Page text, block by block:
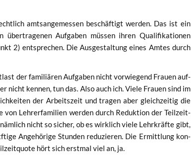
amts­an­ge­mes­sen beschäf­tigt wer­den. Das ist ein
Auf­ga­ben müs­sen ihren Qua­li­fi­ka­tio­nen
2) ent­spre­chen. Die Aus­ge­stal­tung eines Amtes durch
der fami­liä­ren Auf­ga­ben nicht vor­wie­gend Frau­en auf­
ken­nen, tun das. Also auch ich. Vie­le Frau­en sind im
der Arbeits­zeit und tra­gen aber gleich­zei­tig die
von Lehr­erfa­mi­li­en wer­den durch Reduk­ti­on der Teil­zeit­
nicht so sicher, ob es wirk­lich vie­le Lehr­kräf­te gibt,
Ange­hö­ri­ge Stun­den redu­zie­ren. Die Ermitt­lung kon­
hört sich erst­mal viel an, ja.